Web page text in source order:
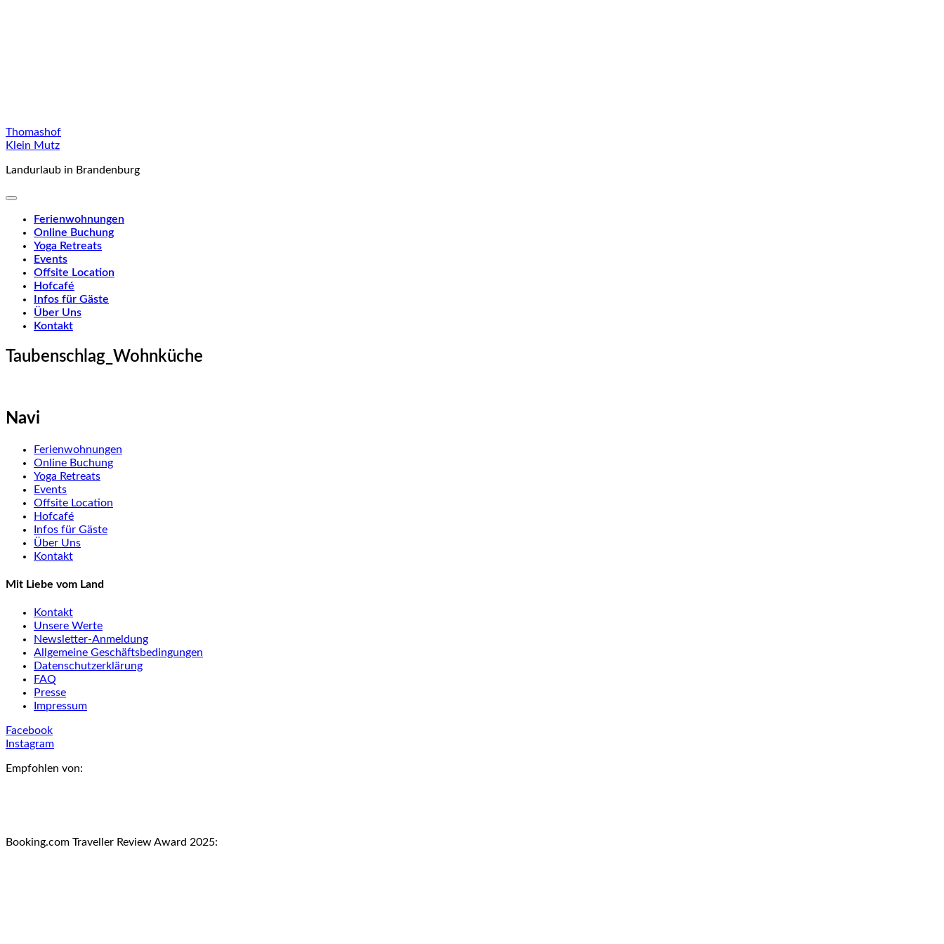
Skip
to
Thomashof
Klein Mutz
Landurlaub in Brandenburg
Ferienwohnungen
Online Buchung
Yoga Retreats
Events
Offsite Location
Hofcafé
Infos für Gäste
Über Uns
Kontakt
Taubenschlag_Wohnküche
Navi
Ferienwohnungen
Online Buchung
Yoga Retreats
Events
Offsite Location
Hofcafé
Infos für Gäste
Über Uns
Kontakt
Mit Liebe vom Land
Kontakt
Unsere Werte
Newsletter-Anmeldung
Allgemeine Geschäftsbedingungen
Datenschutzerklärung
FAQ
Presse
Impressum
Facebook
Instagram
Empfohlen von:
Booking.com Traveller Review Award 2025: